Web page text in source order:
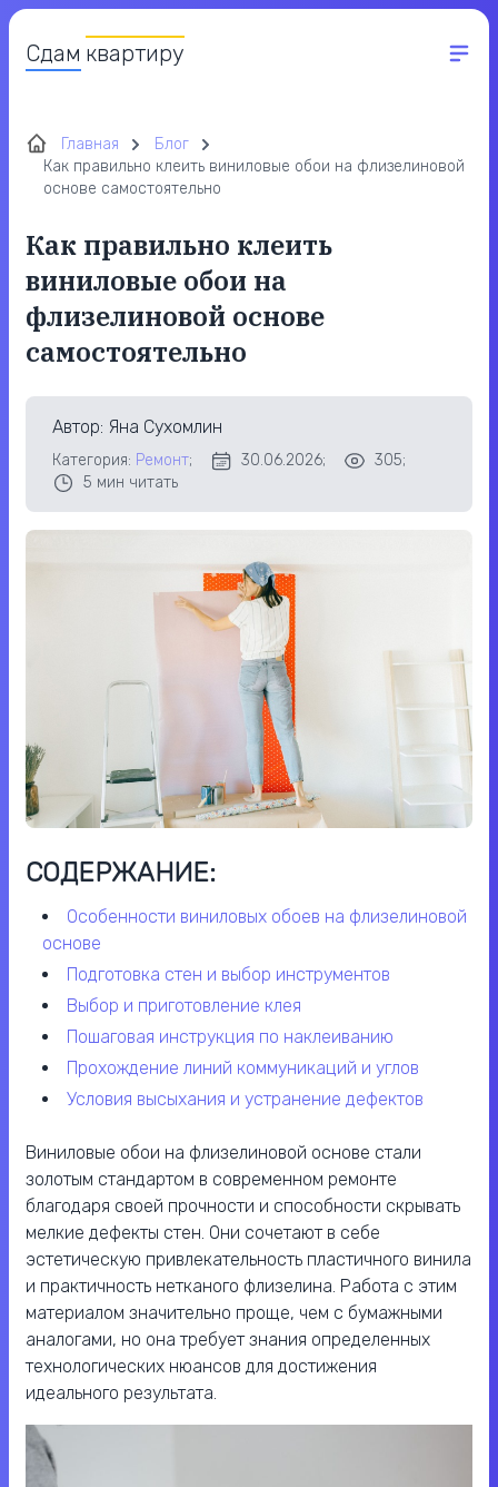
Сдам квартиру
Главная
Блог
Как правильно клеить виниловые обои на флизелиновой
основе самостоятельно
Как правильно клеить
виниловые обои на
флизелиновой основе
самостоятельно
Автор: Яна Сухомлин
Категория: Ремонт; 30.06.2026;
305;
5 мин читать
СОДЕРЖАНИЕ:
особенности виниловых обоев на флизелиновой
основе
подготовка стен и выбор инструментов
выбор и приготовление клея
пошаговая инструкция по наклеиванию
прохождение линий коммуникаций и углов
условия высыхания и устранение дефектов
Виниловые обои на флизелиновой основе стали
золотым стандартом в современном ремонте
благодаря своей прочности и способности скрывать
мелкие дефекты стен. Они сочетают в себе
эстетическую привлекательность пластичного винила
и практичность нетканого флизелина. Работа с этим
материалом значительно проще, чем с бумажными
аналогами, но она требует знания определенных
технологических нюансов для достижения
идеального результата.